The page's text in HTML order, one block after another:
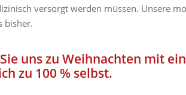
versorgt werden müssen. Unsere
bisher.
uns zu Weihnachten mit
zu 100 % selbst.